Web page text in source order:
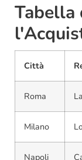
Tabella
Città
Roma
Milano
Napoli